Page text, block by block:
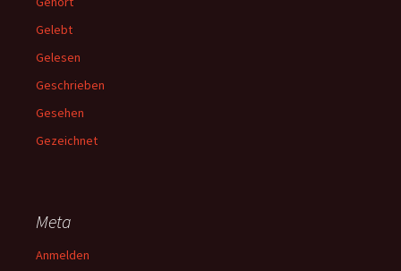
Gelebt
Gelesen
Geschrieben
Gesehen
Gezeichnet
Meta
Anmelden